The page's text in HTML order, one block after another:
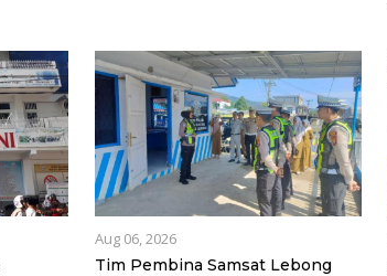
Aug 06, 2026
Tim Pembina Samsat Lebong